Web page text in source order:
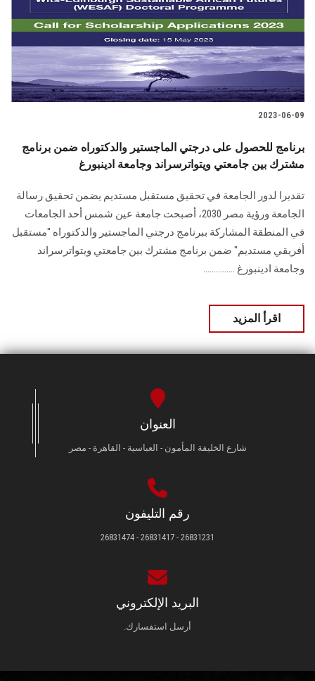
الطلاب
هيئة التدريس
الدراسات العليا
الزائـرون
سجل الان
2023-06-09
برنامج للحصول على درجتي الماجستير والدكتوراه ضمن برنامج
مشترك بين جامعتي ويتواترسراند وجامعة ادينبورغ
تقديرا لدور الجامعة في تحقيق مستقبل مستديم يضمن تحقيق رسالة
الجامعة ورؤية مصر 2030، أصبحت جامعة عين شمس أحد الجامعات
في المنطقة المشاركة ببرنامج درجتي الماجستير والدكتوراه "مستقبل
أفريقي مستديم" ضمن برنامج مشترك بين جامعتي ويتواترسراند
وجامعة ادينبورغ ...............
اقرأ المزيد
العنوان
شارع الخليفة المأمون - العباسية - القاهرة - مصر
رقم التليفون
26831231 - 26831417 - 26831474
البريد الإلكتروني
أرسل استفسارك.